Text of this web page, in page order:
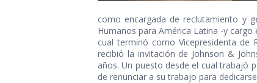
como encargada de reclutamiento y
Humanos para América Latina -y
cual terminó como Vicepresidenta de
recibió la invitación de Johnson &
años. Un puesto desde el cual trabajó
de renunciar a su trabajo para